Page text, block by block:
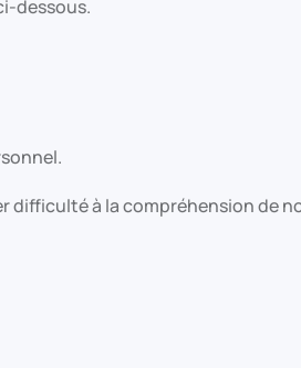
dessous.
difficulté à la compréhension de